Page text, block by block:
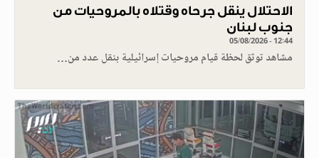
الاحتلال ينقل جرحاه وقتلاه بالمروحيات من
جنوب لبنان
05/08/2026 - 12:44
مشاهد توثق لحظة قيام مروحيات إسرائيلية بنقل عدد من…